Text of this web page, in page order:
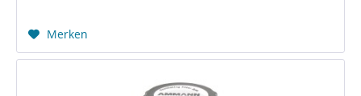
Merken